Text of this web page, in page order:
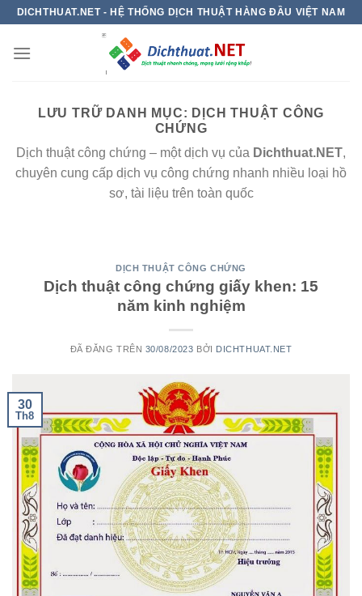
Chuyển
nội
DICHTHUAT.NET - HỆ THỐNG DỊCH THUẬT HÀNG ĐẦU VIỆT NAM
LƯU TRỮ DANH MỤC: DỊCH THUẬT CÔNG
CHỨNG
Dịch thuật công chứng – một dịch vụ của Dichthuat.NET,
chuyên cung cấp dịch vụ công chứng nhanh nhiều loại hồ
sơ, tài liệu trên toàn quốc
DỊCH THUẬT CÔNG CHỨNG
Dịch thuật công chứng giấy khen: 15
năm kinh nghiệm
ĐÃ ĐĂNG TRÊN 30/08/2023 BỞI DICHTHUAT.NET
30
Th8